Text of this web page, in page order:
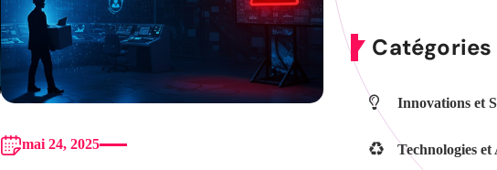
mai 24, 2025
Catégories
Innovations et
Technologies et